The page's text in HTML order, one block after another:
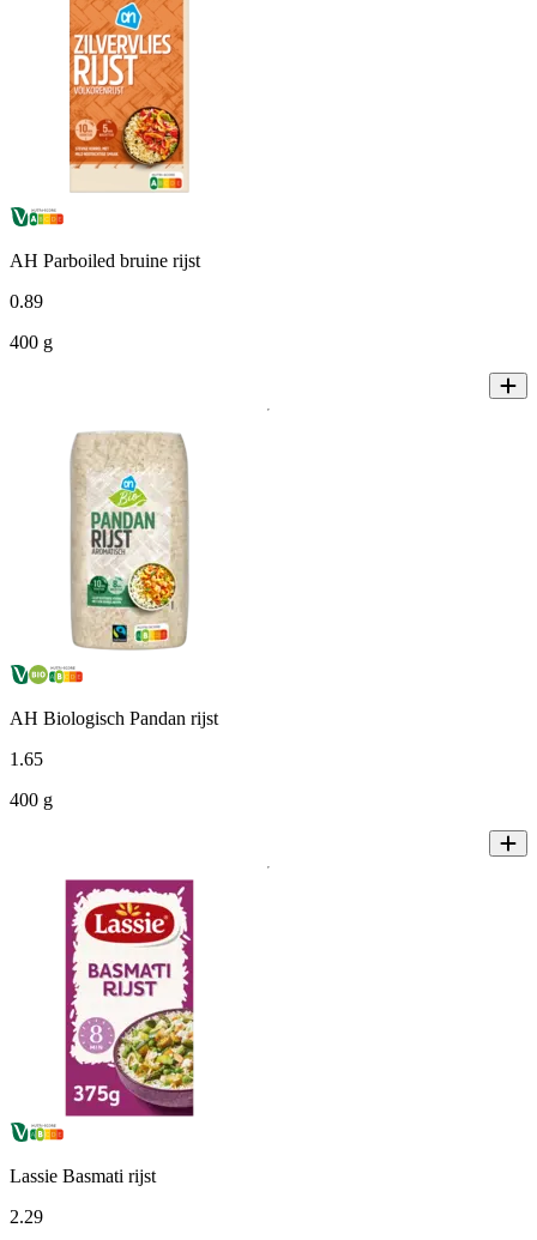
AH Parboiled bruine rijst
0.89
400 g
AH Biologisch Pandan rijst
1 .65
400 g
Lassie Basmati rijst
2.29